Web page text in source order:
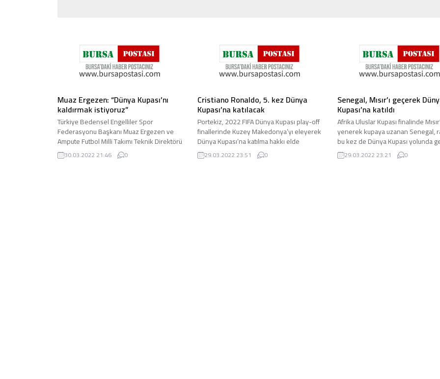
Muaz Ergezen: “Dünya Kupası’nı
kaldırmak istiyoruz”
Türkiye Bedensel Engelliler Spor
Federasyonu Başkanı Muaz Ergezen ve
Ampute Futbol Milli Takımı Teknik Direktörü
Osman Çakmak, Gillette Milliyet ...
30.03.2022 21:46 0
Cristiano Ronaldo, 5. kez Dünya
Kupası’na katılacak
Portekiz, 2022 FIFA Dünya Kupası play-off
finallerinde Kuzey Makedonya’yı eleyerek
Dünya Kupası’na katılma hakkı elde
ederken, Portekizli dünya ...
29.03.2022 23:51 0
Senegal, Mısır’ı geçerek
Kupası’na katıldı
Afrika Uluslar Kupası finalinde
yenerek kupaya uzanan Senegal,
bu kez de Dünya Kupası yolunda
gülen taraf oldu. 2022 ...
29.03.2022 23:21 0